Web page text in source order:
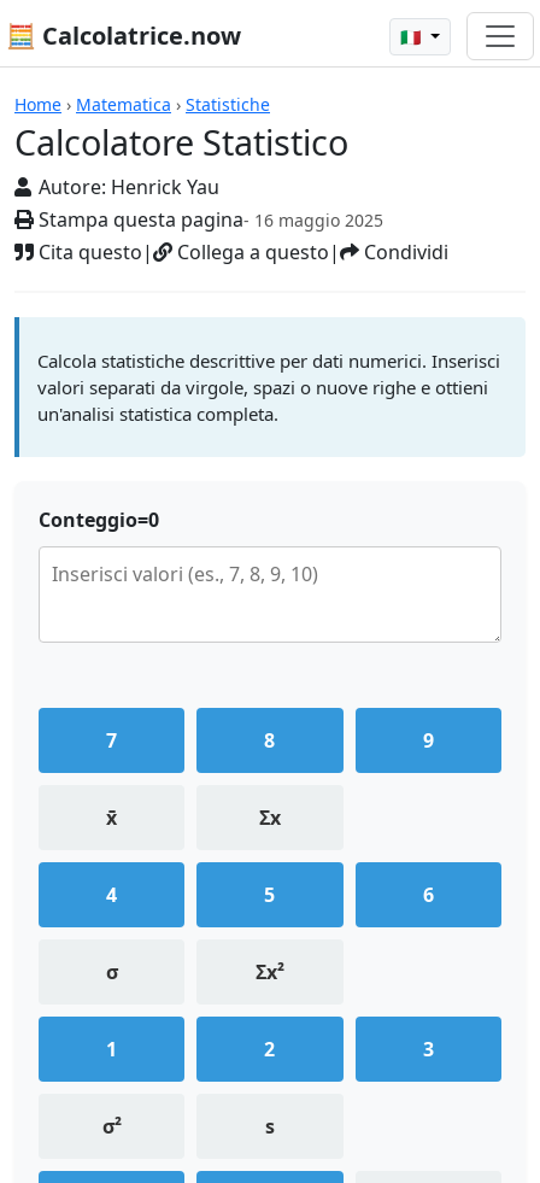
🧮 Calcolatrice.now 🇮🇹
Home › Matematica › Statistiche
Calcolatore Statistico
Autore: Henrick Yau
Stampa questa pagina- 16 maggio 2025
Cita questo| Collega a questo| Condividi
Calcolatrici
Calcola statistiche descrittive per dati numerici. Inserisci
valori separati da virgole, spazi o nuove righe e ottieni
un'analisi statistica completa.
Conteggio=0
7 8 9
x̄ Σx
4 5 6
σ Σx²
1 2 3
σ² s